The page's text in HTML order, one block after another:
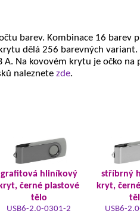
barev. Kombinace 16 barev
dělá 256 barevných variant.
A. Na kovovém krytu je očko na
naleznete zde.
grafitová hliníkový
kryt, černé plastové
tělo
USB6-2.0-0301-2
stříbrný
kryt,
USB6-